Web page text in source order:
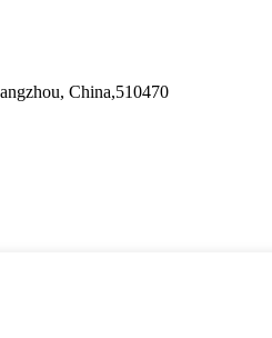
China,510470